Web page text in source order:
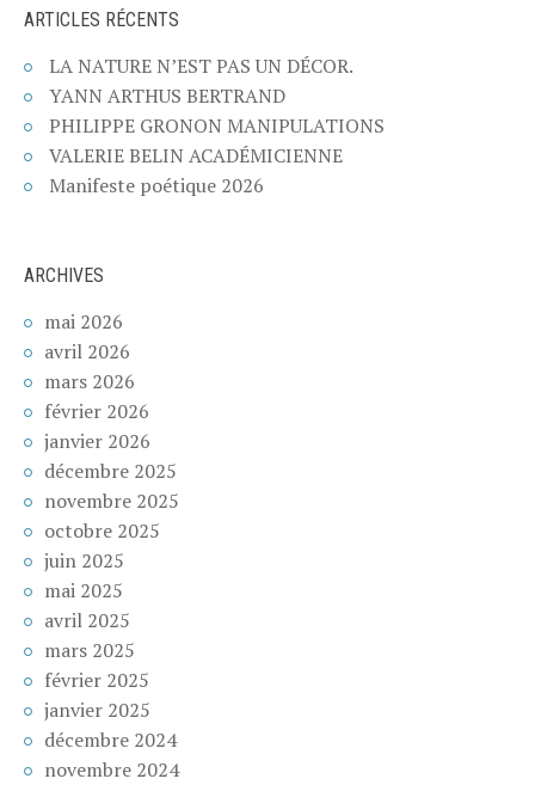
ARTICLES RÉCENTS
LA NATURE N’EST PAS UN DÉCOR.
YANN ARTHUS BERTRAND
PHILIPPE GRONON MANIPULATIONS
VALERIE BELIN ACADÉMICIENNE
Manifeste poétique 2026
ARCHIVES
mai 2026
avril 2026
mars 2026
février 2026
janvier 2026
décembre 2025
novembre 2025
octobre 2025
juin 2025
mai 2025
avril 2025
mars 2025
février 2025
janvier 2025
décembre 2024
novembre 2024